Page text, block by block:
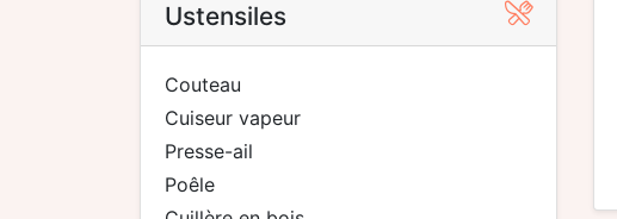
Ustensiles
couteau
cuiseur vapeur
presse-ail
poêle